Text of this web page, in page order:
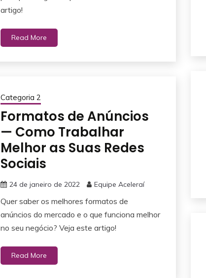
artigo!
Read More
Categoria 2
Formatos de Anúncios
— Como Trabalhar
Melhor as Suas Redes
Sociais
24 de janeiro de 2022 Equipe Aceleraí
Quer saber os melhores formatos de
anúncios do mercado e o que funciona melhor
no seu negócio? Veja este artigo!
Read More